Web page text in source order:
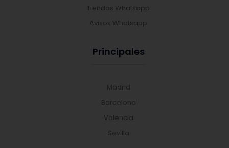
Tiendas Whatsapp
Avisos Whatsapp
Principales
Madrid
Barcelona
Valencia
Sevilla